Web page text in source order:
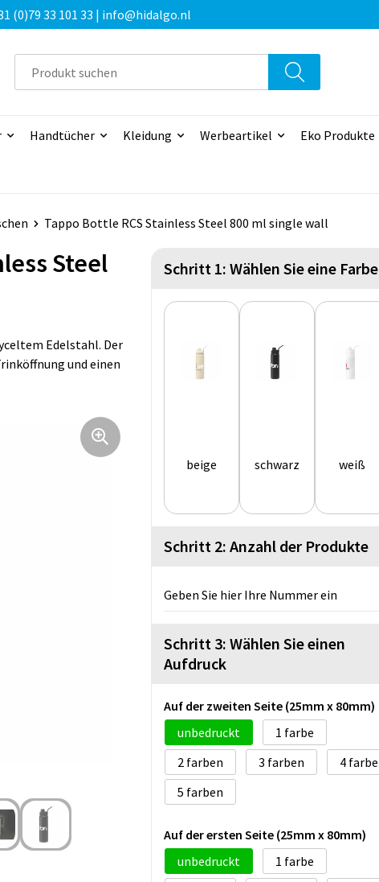
(0)79 33 101 33 | info@hidalgo.nl
Handtücher Kleidung Werbeartikel Eko Produkte
Tappo Bottle RCS Stainless Steel 800 ml single wall
Steel
Edelstahl. Der
und einen
Schritt 1: Wählen Sie eine Farbe
beige schwarz weiß
Schritt 2: Anzahl der Produkte
Geben Sie hier Ihre Nummer ein
Schritt 3: Wählen Sie einen
Aufdruck
Auf der zweiten Seite (25mm x 80mm)
unbedruckt
1
2
3
4
5
Auf der ersten Seite (25mm x 80mm)
unbedruckt
1